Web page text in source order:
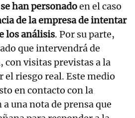
han personadoen el caso
de la empresa de intentar
los análisis. Por su parte,
que intervendrá de
con visitas previstas a la
el riesgo real. Este medio
en contacto con la
una nota de prensa que